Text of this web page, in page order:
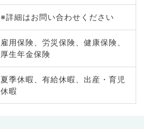
※詳細はお問い合わせください
雇用保険、労災保険、健康保険、
厚生年金保険
夏季休暇、有給休暇、出産・育児
休暇